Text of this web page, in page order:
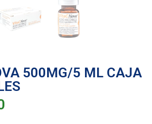
500MG/5 ML CAJA